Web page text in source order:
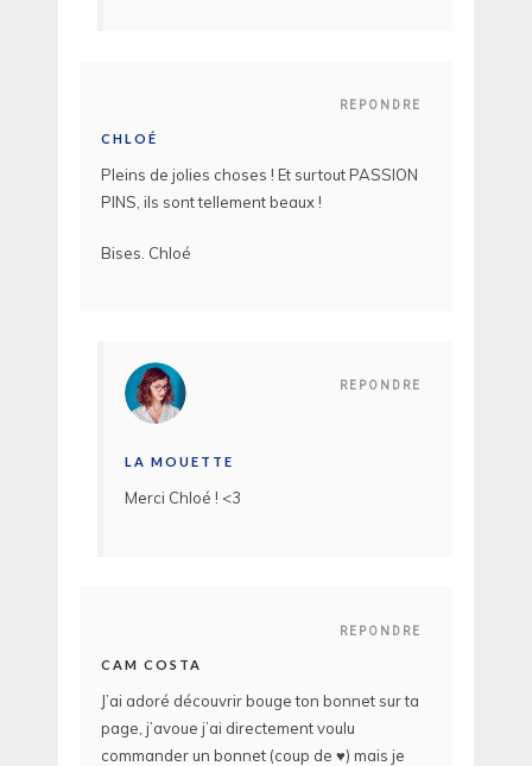
REPONDRE
CHLOÉ
Pleins de jolies choses ! Et surtout PASSION
PINS, ils sont tellement beaux !
Bises. Chloé
REPONDRE
LA MOUETTE
Merci Chloé ! <3
REPONDRE
CAM COSTA
J’ai adoré découvrir bouge ton bonnet sur ta
page, j’avoue j’ai directement voulu
commander un bonnet (coup de ♥️) mais je